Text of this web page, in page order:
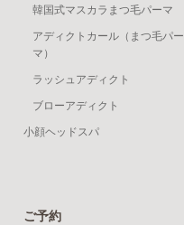
韓国式マスカラまつ毛パーマ
アディクトカール（まつ毛パー
マ）
ラッシュアディクト
ブローアディクト
小顔ヘッドスパ
ご予約